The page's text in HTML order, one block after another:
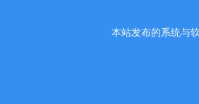
本站发布的系统与